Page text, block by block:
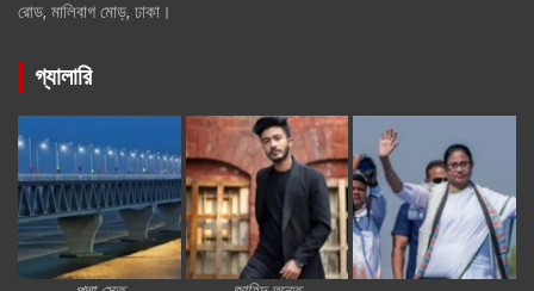
রোড, মালিবাগ মোড়, ঢাকা।
গ্যালারি